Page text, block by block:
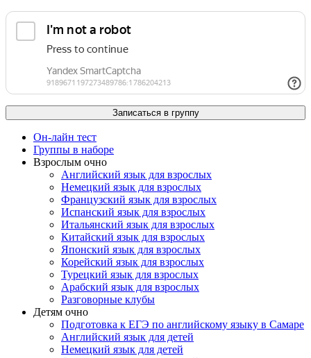
Он-лайн тест
Группы в наборе
Взрослым очно
Английский язык для взрослых
Немецкий язык для взрослых
Французский язык для взрослых
Испанский язык для взрослых
Итальянский язык для взрослых
Китайский язык для взрослых
Японский язык для взрослых
Корейский язык для взрослых
Турецкий язык для взрослых
Арабский язык для взрослых
Разговорные клубы
Детям очно
Подготовка к ЕГЭ по английскому языку в Самаре
Английский язык для детей
Немецкий язык для детей